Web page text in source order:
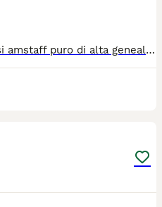
Vendesi bellissimo cucciolo di 10 mesi amstaff puro di alta genealogia Microchip vaccinato Ottima linea di sangue